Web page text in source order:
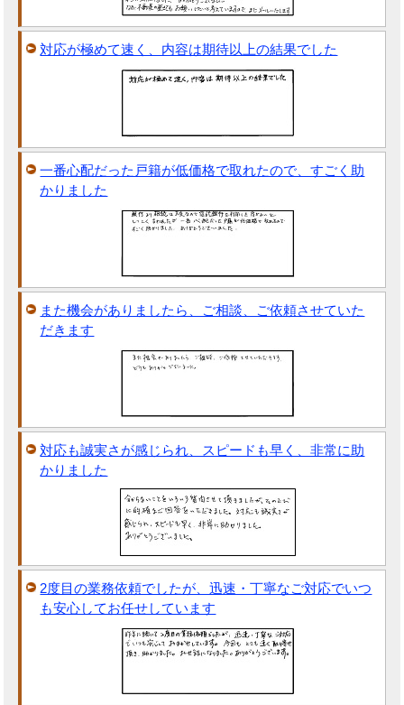
対応が極めて速く、内容は期待以上の結果でした
一番心配だった戸籍が低価格で取れたので、すごく助
かりました
また機会がありましたら、ご相談、ご依頼させていた
だきます
対応も誠実さが感じられ、スピードも早く、非常に助
かりました
2度目の業務依頼でしたが、迅速・丁寧なご対応でいつ
も安心してお任せしています